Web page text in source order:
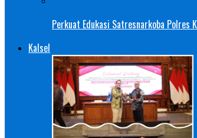
Perkuat Edukasi Satresnarkoba Polres
Kalsel